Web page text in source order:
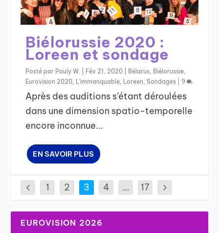
Biélorussie 2020 :
Loreen et sondage
Posté par Pauly W. Fév 21, 2020 Bélarus Biélorussie
Eurovision 2020
L'immanquable Loreen ,Sondages 9
Après des auditions s’étant déroulées
dans une dimension spatio-temporelle
encore inconnue...
EN SAVOIR PLUS
1 2 3 4 … 17
EUROVISION 2026